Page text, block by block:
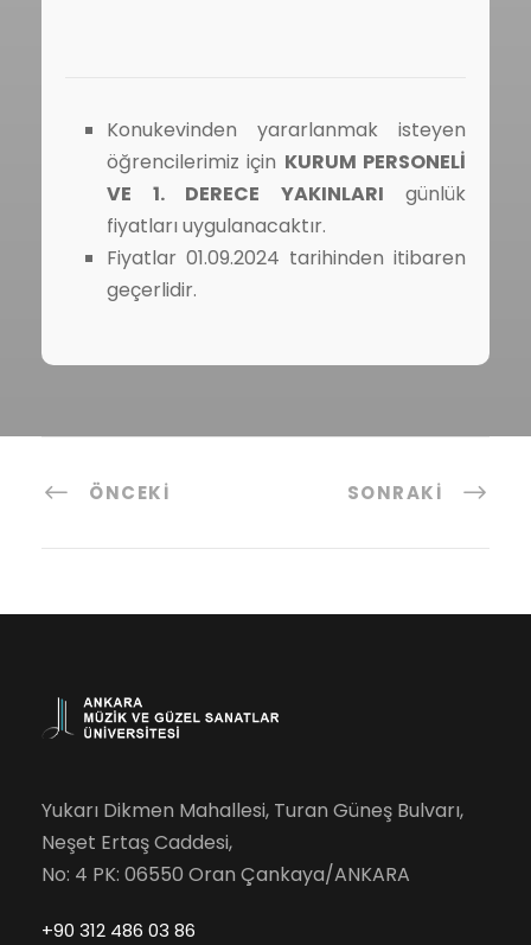
Konukevinden yararlanmak isteyen
öğrencilerimiz için KURUM PERSONELİ
VE 1. DERECE YAKINLARI günlük
fiyatları uygulanacaktır.
Fiyatlar 01.09.2024 tarihinden itibaren
geçerlidir.
ÖNCEKI SONRAKI
Yukarı Dikmen Mahallesi, Turan Güneş Bulvarı,
Neşet Ertaş Caddesi,
No: 4 PK: 06550 Oran Çankaya/ANKARA
+90 312 486 03 86